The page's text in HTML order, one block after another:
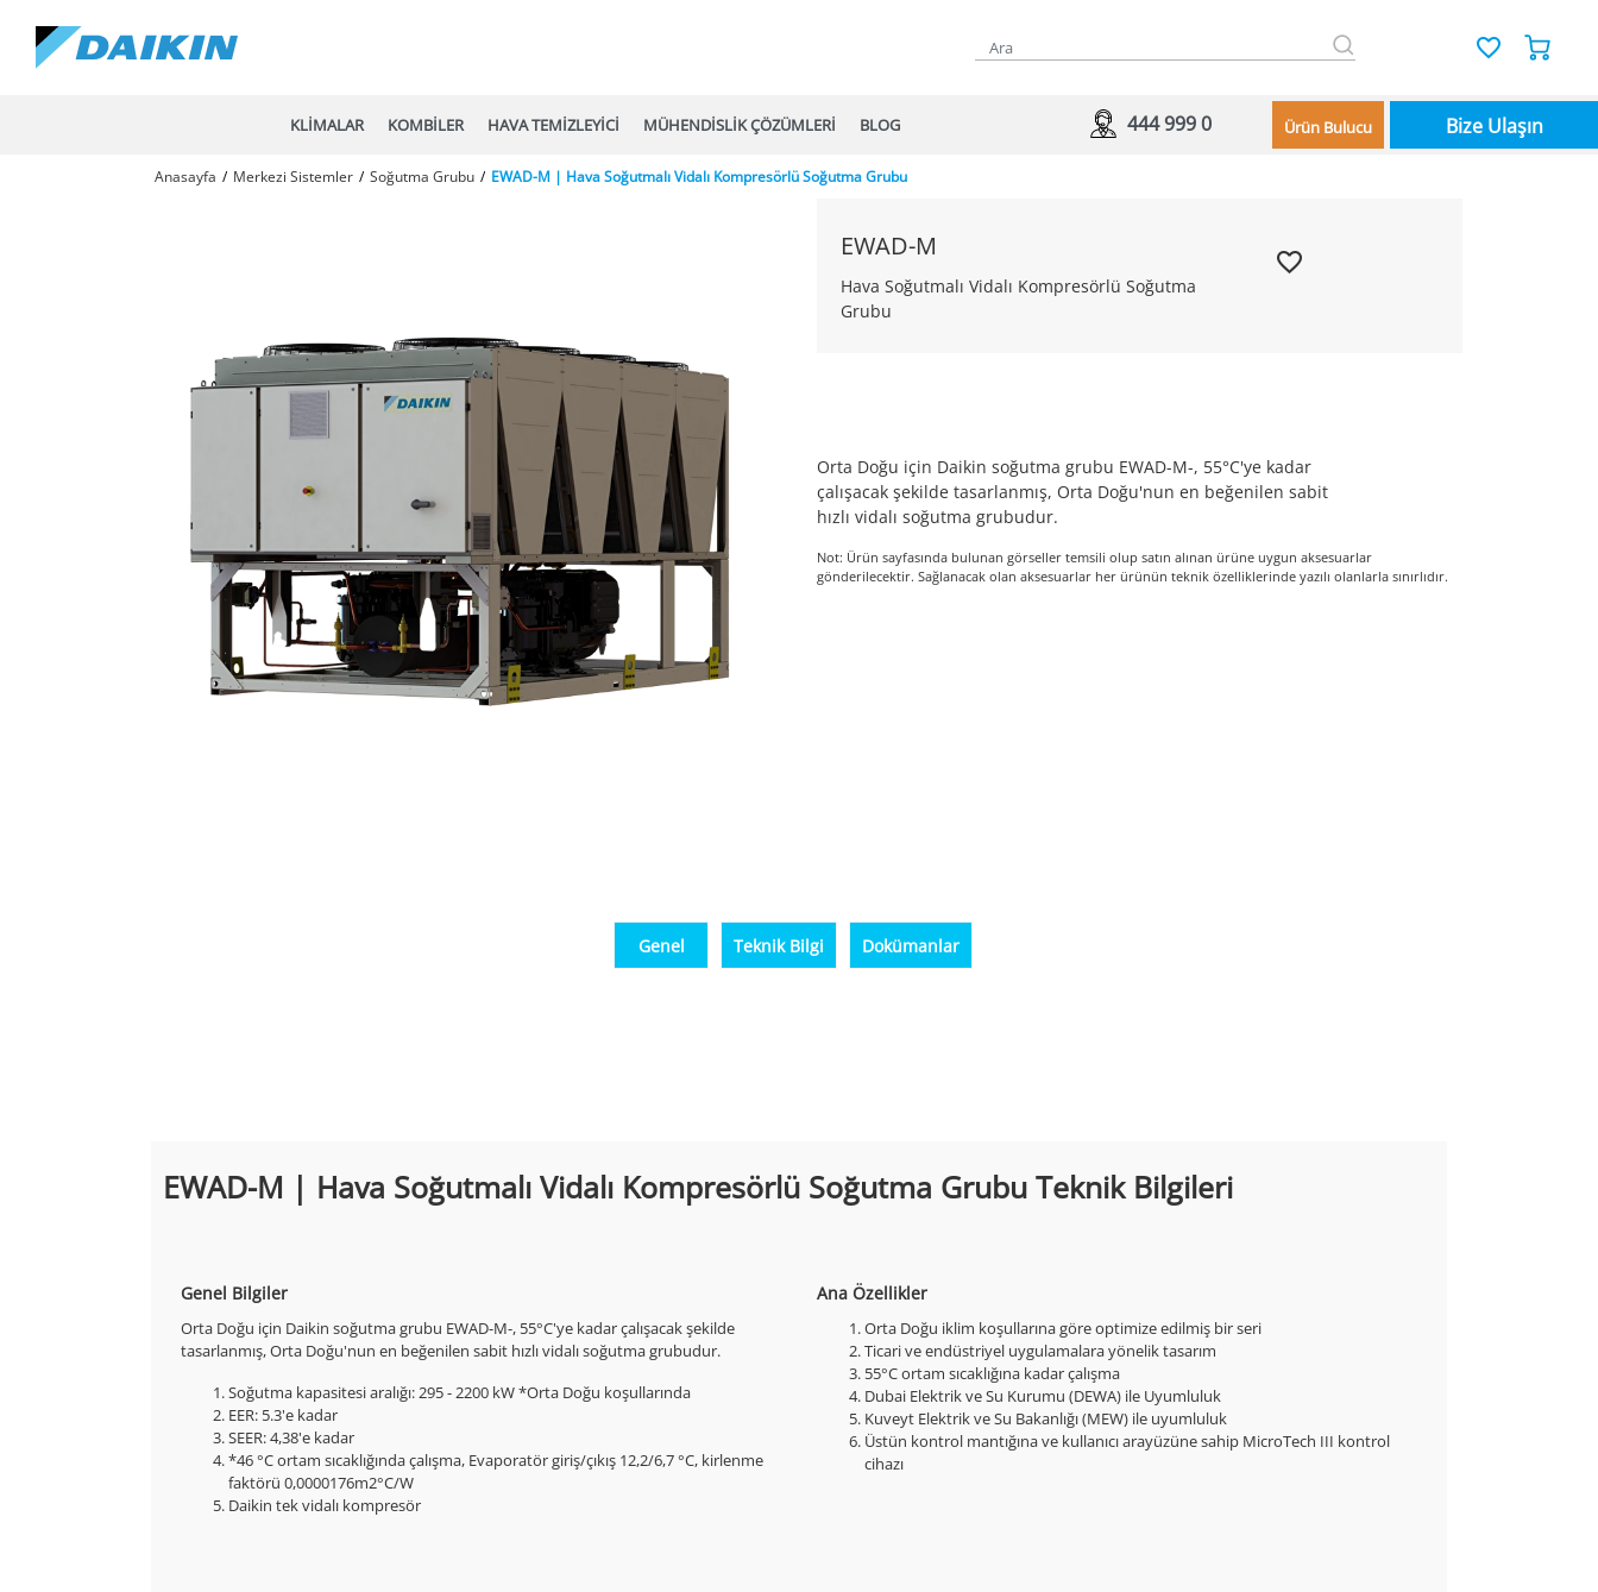
KLİMALAR KOMBİLER HAVA TEMİZLEYİCİ MÜHENDİSLİK ÇÖZÜMLERİ Ürün Bulucu
BLOG Bize Ulaşın
444 999 0
Anasayfa Merkezi Sistemler Soğutma Grubu EWAD-M | Hava Soğutmalı Vidalı Kompresörlü Soğutma Grubu
EWAD-M
Hava Soğutmalı Vidalı Kompresörlü Soğutma
Grubu
Orta Doğu için Daikin soğutma grubu EWAD-M-, 55°C'ye kadar
çalışacak şekilde tasarlanmış, Orta Doğu'nun en beğenilen sabit
hızlı vidalı soğutma grubudur.
Not: Ürün sayfasında bulunan görseller temsili olup satın alınan ürüne uygun aksesuarlar
gönderilecektir. Sağlanacak olan aksesuarlar her ürünün teknik özelliklerinde yazılı olanlarla sınırlıdır.
Genel Teknik Bilgi Dokümanlar
EWAD-M | Hava Soğutmalı Vidalı Kompresörlü Soğutma Grubu Teknik Bilgileri
Genel Bilgiler
Orta Doğu için Daikin soğutma grubu EWAD-M-, 55°C'ye kadar çalışacak şekilde
tasarlanmış, Orta Doğu'nun en beğenilen sabit hızlı vidalı soğutma grubudur.
Soğutma kapasitesi aralığı: 295 - 2200 kW *Orta Doğu koşullarında
EER: 5.3'e kadar
SEER: 4,38'e kadar
*46 °C ortam sıcaklığında çalışma, Evaporatör giriş/çıkış 12,2/6,7 °C, kirlenme
faktörü 0,0000176m2°C/W
Daikin tek vidalı kompresör
Ana Özellikler
Orta Doğu iklim koşullarına göre optimize edilmiş bir seri
Ticari ve endüstriyel uygulamalara yönelik tasarım
55°C ortam sıcaklığına kadar çalışma
Dubai Elektrik ve Su Kurumu (DEWA) ile Uyumluluk
Kuveyt Elektrik ve Su Bakanlığı (MEW) ile uyumluluk
Üstün kontrol mantığına ve kullanıcı arayüzüne sahip MicroTech III kontrol
cihazı